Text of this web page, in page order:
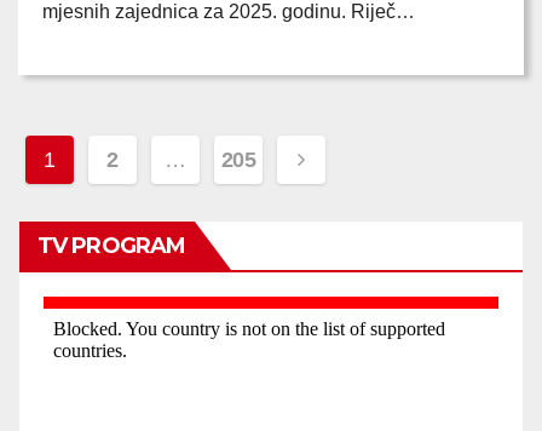
mjesnih zajednica za 2025. godinu. Riječ…
Posts
pagination
1 2 … 205
TV PROGRAM